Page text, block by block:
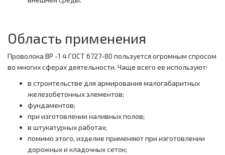
Область применения
Проволока ВР -1 4 ГОСТ 6727-80 пользуется огромным спросом
во многих сферах деятельности. Чаще всего ее используют:
в строительстве для армирования малогабаритных
железобетонных элементов;
фундаментов;
при изготовлении наливных полов;
в штукатурных работах;
помимо этого, изделие применяют при изготовлении
дорожных и кладочных сеток;